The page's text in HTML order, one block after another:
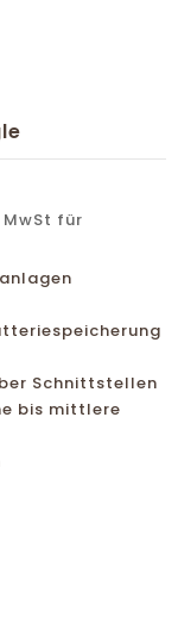
MwSt für
Schnittstellen
bis mittlere